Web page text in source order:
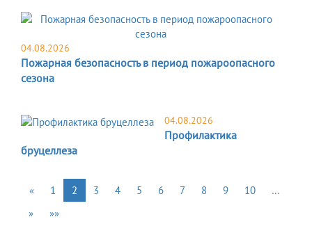
04.08.2026
Пожарная безопасность в период пожароопасного
сезона
04.08.2026
Профилактика
бруцеллеза
« 1 2 3 4 5 6 7 8 9 10
…
»
»»